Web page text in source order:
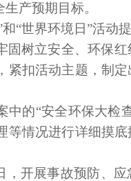
产预期目标。
“世界环境日”活动
树立安全、环保
扣活动主题，制
的“安全环保大检
情况进行详细摸
，开展事故预防、